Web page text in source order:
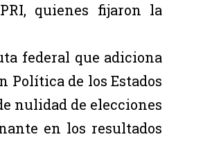
quienes fijaron la
federal que adiciona
Política de los Estados
nulidad de elecciones
en los resultados